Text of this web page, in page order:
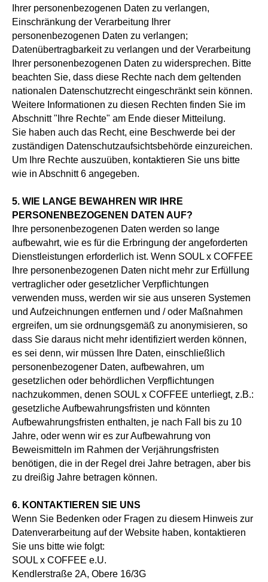
Ihrer personenbezogenen Daten zu verlangen,
Einschränkung der Verarbeitung Ihrer
personenbezogenen Daten zu verlangen;
Datenübertragbarkeit zu verlangen und der Verarbeitung
Ihrer personenbezogenen Daten zu widersprechen. Bitte
beachten Sie, dass diese Rechte nach dem geltenden
nationalen Datenschutzrecht eingeschränkt sein können.
Weitere Informationen zu diesen Rechten finden Sie im
Abschnitt "Ihre Rechte" am Ende dieser Mitteilung.
Sie haben auch das Recht, eine Beschwerde bei der
zuständigen Datenschutzaufsichtsbehörde einzureichen.
Um Ihre Rechte auszuüben, kontaktieren Sie uns bitte
wie in Abschnitt 6 angegeben.
5. WIE LANGE BEWAHREN WIR IHRE
PERSONENBEZOGENEN DATEN AUF?
Ihre personenbezogenen Daten werden so lange
aufbewahrt, wie es für die Erbringung der angeforderten
Dienstleistungen erforderlich ist. Wenn SOUL x COFFEE
Ihre personenbezogenen Daten nicht mehr zur Erfüllung
vertraglicher oder gesetzlicher Verpflichtungen
verwenden muss, werden wir sie aus unseren Systemen
und Aufzeichnungen entfernen und / oder Maßnahmen
ergreifen, um sie ordnungsgemäß zu anonymisieren, so
dass Sie daraus nicht mehr identifiziert werden können,
es sei denn, wir müssen Ihre Daten, einschließlich
personenbezogener Daten, aufbewahren, um
gesetzlichen oder behördlichen Verpflichtungen
nachzukommen, denen SOUL x COFFEE unterliegt, z.B.:
gesetzliche Aufbewahrungsfristen und könnten
Aufbewahrungsfristen enthalten, je nach Fall bis zu 10
Jahre, oder wenn wir es zur Aufbewahrung von
Beweismitteln im Rahmen der Verjährungsfristen
benötigen, die in der Regel drei Jahre betragen, aber bis
zu dreißig Jahre betragen können.
6. KONTAKTIEREN SIE UNS
Wenn Sie Bedenken oder Fragen zu diesem Hinweis zur
Datenverarbeitung auf der Website haben, kontaktieren
Sie uns bitte wie folgt:
SOUL x COFFEE e.U.
Kendlerstraße 2A, Obere 16/3G